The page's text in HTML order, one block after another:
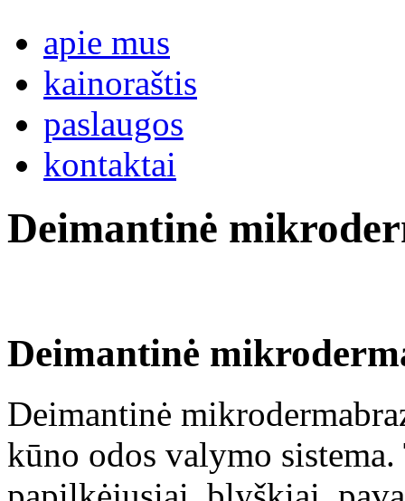
apie mus
kainoraštis
paslaugos
kontaktai
Deimantinė
Deimantinė
Deimantinė
kūno odos valymo